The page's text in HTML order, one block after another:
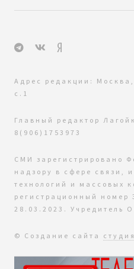
Адрес редакции:
с.1
Главный редактор
8(906)1753973
СМИ зарегистрировано
надзору в сфере связи,
технологий и массовых
регистрационный
28.03.2023. Учредитель
© Создание сайта